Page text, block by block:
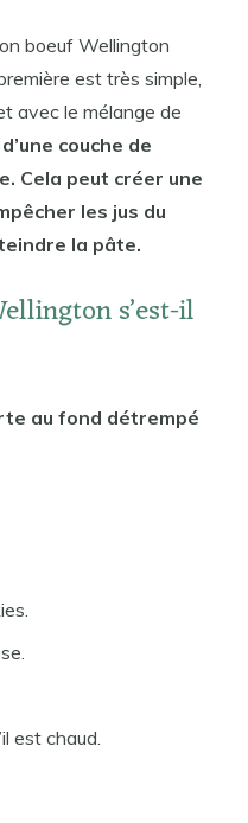
boeuf Wellington
est très simple,
avec le mélange de
couche de
Cela peut créer une
les jus du
la pâte.
s’est-il
au fond détrempé
est chaud.